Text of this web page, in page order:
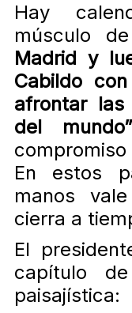
Hay
músculo
Madrid y
Cabildo
afrontar
del mundo”
En estos
manos
cierra a
El
capítulo
paisajística: